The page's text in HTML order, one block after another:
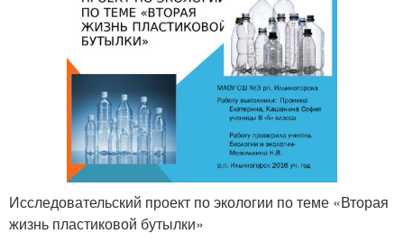
Исследовательский проект по экологии по теме «Вторая
жизнь пластиковой бутылки»